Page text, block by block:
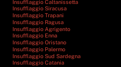
Insufflaggio Caltanissetta
Insufflaggio Siracusa
Insufflaggio Trapani
Insufflaggio Ragusa
Insufflaggio Agrigento
Insufflaggio Enna
Insufflaggio Oristano
Insufflaggio Palermo
Insufflaggio Sud Sardegna
Insufflaggio Catania